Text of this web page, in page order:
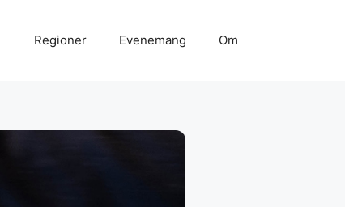
Regioner Evenemang Om